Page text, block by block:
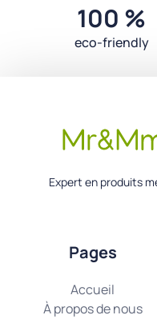
100 %
eco-friendly
Expert en produits
Pages
Accueil
À propos de nous